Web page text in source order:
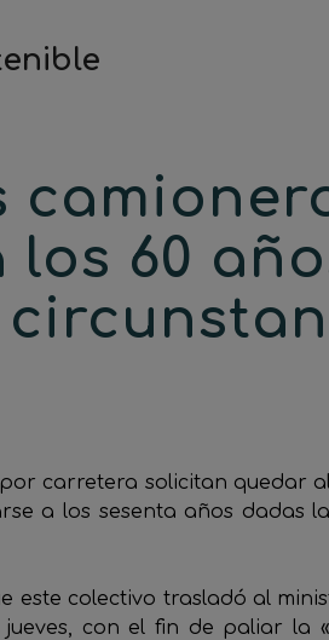
60
carretera solicitan quedar
a los sesenta años dadas
este colectivo trasladó al
con el fin de paliar la